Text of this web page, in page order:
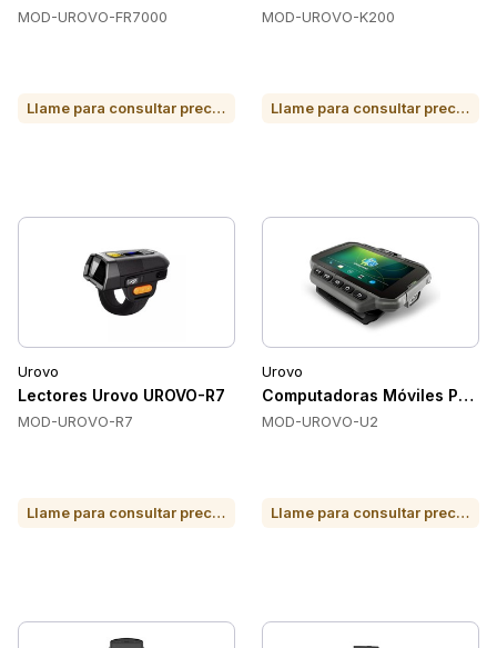
MOD-UROVO-FR7000
Llame para consultar precio o para comprar
MOD-UROVO-K200
Llame para consultar precio o para comprar
Urovo
Lectores Urovo UROVO-R7
MOD-UROVO-R7
Llame para consultar precio o para comprar
Urovo
Computadoras Móviles
MOD-UROVO-U2
Llame para consultar precio o para comprar